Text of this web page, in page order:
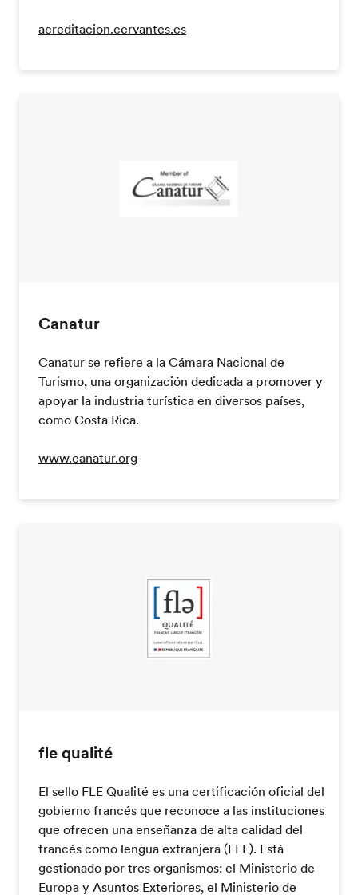
acreditacion.cervantes.es
Canatur
Canatur se refiere a la Cámara Nacional de
Turismo, una organización dedicada a promover y
apoyar la industria turística en diversos países,
como Costa Rica.
www.canatur.org
fle qualité
El sello FLE Qualité es una certificación oficial del
gobierno francés que reconoce a las instituciones
que ofrecen una enseñanza de alta calidad del
francés como lengua extranjera (FLE). Está
gestionado por tres organismos: el Ministerio de
Europa y Asuntos Exteriores, el Ministerio de